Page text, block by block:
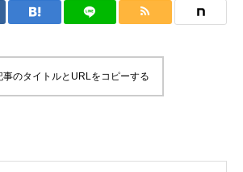
事のタイトルとURLをコピーする